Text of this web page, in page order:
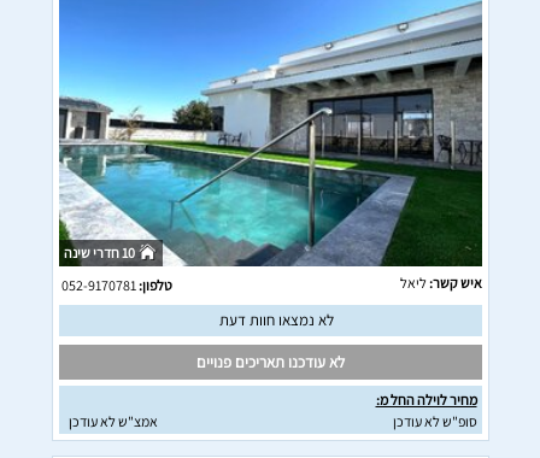
10 חדרי שינה
איש קשר:ליאל טלפון:052-9170781
לא נמצאו חוות דעת
לא עודכנו תאריכים פנויים
מחיר לוילה החל מ:
סופ"ש לא עודכן
אמצ"ש לא עודכן